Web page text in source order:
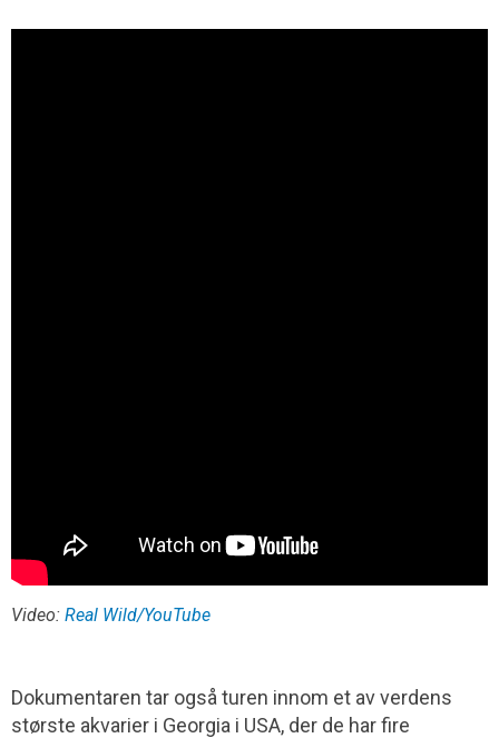
Video: Real Wild/YouTube
Dokumentaren tar også turen innom et av verdens
største akvarier i Georgia i USA, der de har fire